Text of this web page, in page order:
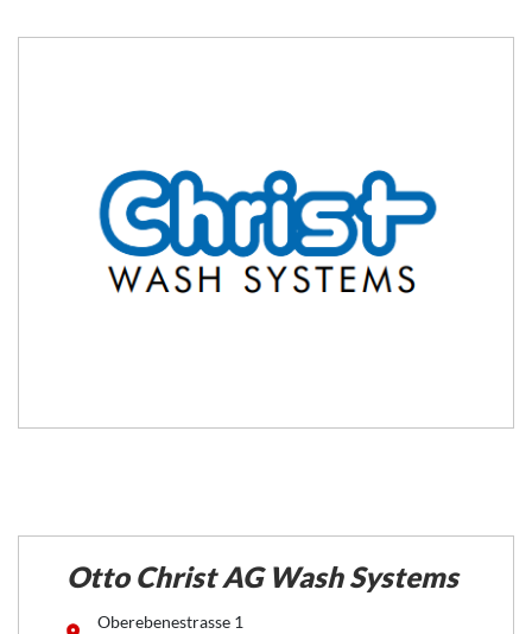
Otto Christ AG Wash Systems
Oberebenestrasse 1